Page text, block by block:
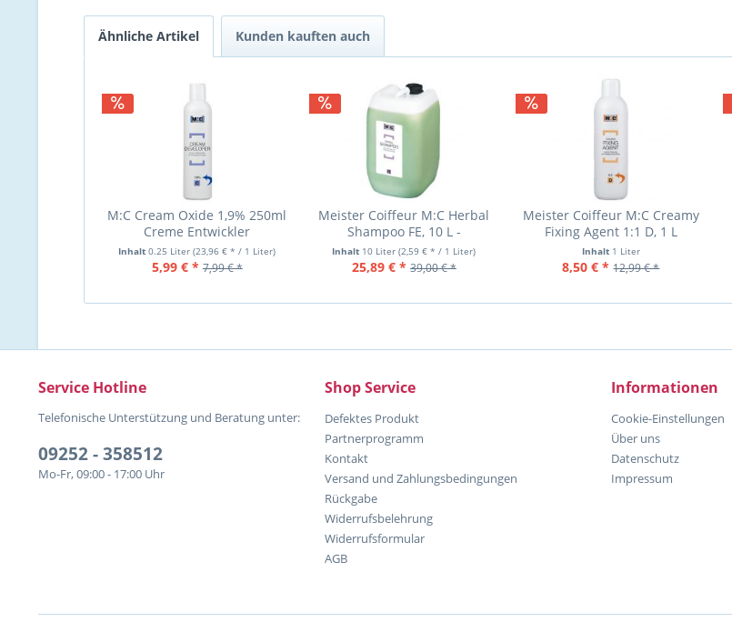
Ähnliche Artikel Kunden kauften auch
M:C Cream Oxide 1,9% 250ml
Creme Entwickler
Inhalt0.25 Liter(23,96 € * / 1 Liter)
5,99 € * 7,99 € *
Meister Coiffeur M:C Herbal
Shampoo FE, 10 L -
Kräutershampoo
Inhalt 10 Liter(2,59 € * / 1 Liter)
25,89 € * 39,00 € *
Meister Coiffeur M:C Creamy
Fixing Agent 1:1 D, 1 L
Inhalt 1 Liter
8,50 € * 12,99 € *
Service Hotline
Telefonische Unterstützung und Beratung unter:
09252 - 358512
Mo-Fr, 09:00 - 17:00 Uhr
Shop Service
Defektes Produkt
Partnerprogramm
Kontakt
Versand und Zahlungsbedingungen
Rückgabe
Widerrufsbelehrung
Widerrufsformular
AGB
Informationen
Cookie-Einstellungen
Über uns
Datenschutz
Impressum